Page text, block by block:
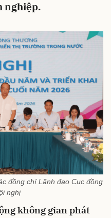
nghiệp.
đồng chí Lãnh đạo Cục đồng
nghị
không gian phát